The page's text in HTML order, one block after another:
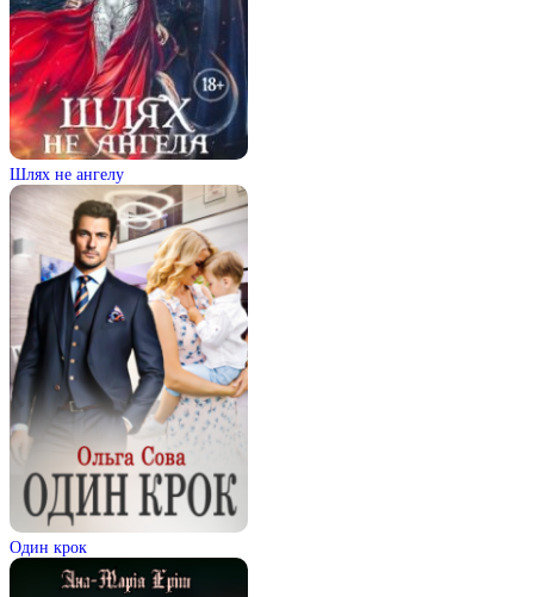
Шлях не ангелу
Один крок